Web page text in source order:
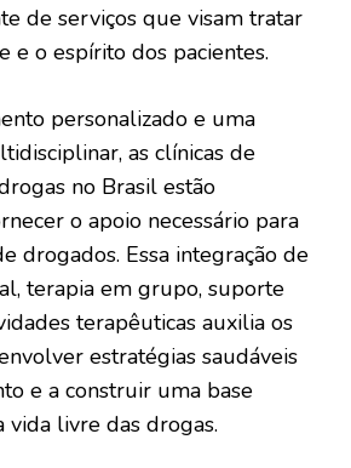
de serviços que visam tratar
e o espírito dos pacientes.
personalizado e uma
as clínicas de
no Brasil estão
o apoio necessário para
drogados. Essa integração de
terapia em grupo, suporte
terapêuticas auxilia os
estratégias saudáveis
e a construir uma base
vida livre das drogas.